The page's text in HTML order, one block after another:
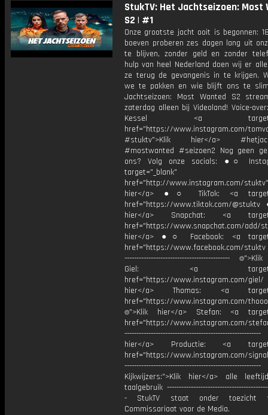
StukTV: Het Jachtseizoen: Most
S2 | #1
Onze grootste jacht ooit is begonnen:
boeven proberen zes dagen lang uit
te blijven, zonder geld en zonder
hulp van heel Nederland doen wij er
ze terug de gevangenis in te krijgen.
we te pakken en wie blijft ons te
Jachtseizoen: Most Wanted S2
zaterdag alleen bij Videoland! Voice-
Kessel <a
href="https://www.instagram.com/
#stuktv">Klik hier</a>
#mostwanted #seizoen2 Nog geen
ons? Volg onze socials: ●○
target="_blank"
href="http://www.instagram.com/
hier</a> ●○ TikTok: <a
href="https://www.tiktok.com/
hier</a> Snapchat: <a
href="https://www.snapchat.com/add/
hier</a> ●○ Facebook: <a
href="https://www.facebook.com/stuktv
--------------------------------------------
Giel: <a
href="https://www.instagram.com/
hier</a> Thomas: <a
href="https://www.instagram.com/
⌾">Klik hier</a> Stefan: <a
href="https://www.instagram.com/
hier</a> Productie: <a
href="https://www.instagram.com/
---------------------------------------------------------
Kijkwijzers:">Klik hier</a> alle
taalgebruik
- StukTV staat onder toezicht
Commissariaat voor de Media.